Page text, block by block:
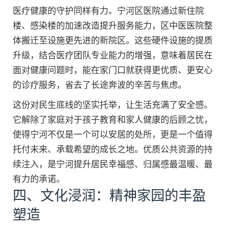
医疗健康的守护同样有力。宁河区医院通过新住院
楼、感染楼的加速改造提升服务能力，区中医医院整
体搬迁至设施更先进的新院区。这些硬件设施的提质
升级，结合医疗团队专业能力的增强，意味着居民在
面对健康问题时，能在家门口就获得更优质、更安心
的诊疗服务，省去了长途奔波的辛苦与焦虑。
这份对民生底线的坚实托举，让生活充满了安全感。
它解除了家庭对于孩子教育和家人健康的后顾之忧，
使得宁河不仅是一个可以安居的处所，更是一个值得
托付未来、承载希望的成长之地。优质公共资源的持
续注入，是宁河提升居民幸福感、归属感最温暖、最
有力的承诺。
四、文化浸润：精神家园的丰盈
塑造